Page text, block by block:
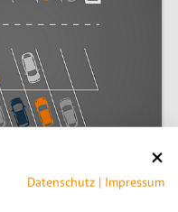
Datenschutz | Impressum